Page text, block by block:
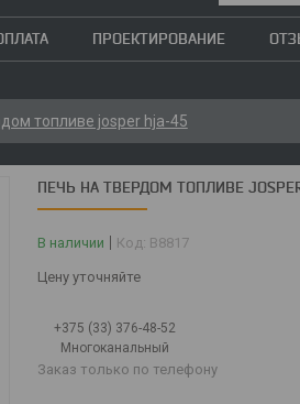
ПРОЕКТИРОВАНИЕ
топливе josper hja-45
ПЕЧЬ НА ТВЕРДОМ ТОПЛИВЕ
В наличии Код: B8817
Цену уточняйте
+375 (33) 376-48-52
Многоканальный
Заказ только по телефону